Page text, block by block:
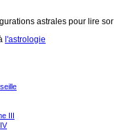
astrales pour lire
l'astrologie
III